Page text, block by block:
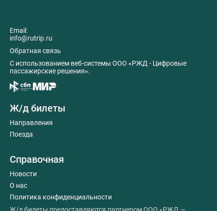
Email:
info@rutrip.ru
Обратная связь
C использованием веб-системы ООО «РЖД - Цифровые
пассажирские решения».
Ж/д билеты
Направления
Поезда
Справочная
Новости
О нас
Политика конфиденциальности